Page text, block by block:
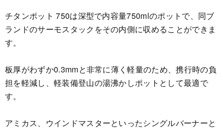
チタンポット 750は深型で内容量750mlのポットで、同ブ
ランドのサーモスタックをその内側に収めることができま
す。
板厚がわずか0.3mmと非常に薄く軽量のため、携行時の負
担を軽減し、軽装備登山の湯沸かしポットとして最適で
す。
アミカス、ウインドマスターといったシングルバーナーと